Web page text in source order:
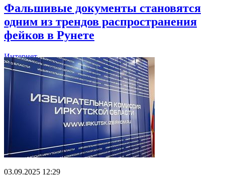
Фальшивые документы становятся
одним из трендов распространения
фейков в Рунете
Интернет
03.09.2025 12:29